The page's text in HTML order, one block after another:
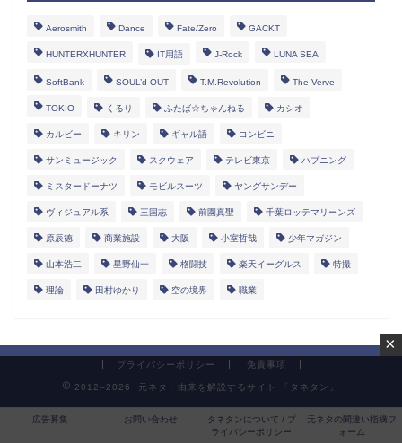
Aerosmith Dance Fate/Zero GACKT
HUNTERXHUNTER IT用語 J-Rock LUNA SEA
SoftBank SOUL’d OUT T.M.Revolution The Verve
TOKIO くるり ふたば☆ちゃんねる カシオ
カルビー キリン ギャル語 コンビニ
サンミュージック スクウェア テレビ東京 ハプニング
ミスタードーナツ モビルスーツ ヤングサンデー
ヴィジュアル系 三国志 前園真聖 千葉ロッテマリーンズ
原辰徳 商業施設 大阪 小室哲哉 少年マガジン
山本浩二 星野仙一 格闘技 楽天イーグルス 特撮
理論 田村ゆかり 空の境界 職業
プライバシーポリシー 免責事項
2012–2026 元ネタ・由来を解説するサイト 「タネタン」
広告募集 お問い合わせ
タネタンについて / プ
ライバシーポリシー
元ネタの間違い指摘フ
ォーム
×